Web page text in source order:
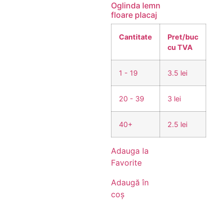
Oglinda lemn
floare placaj
Cantitate
Pret/buc
cu TVA
1 - 19 3.5 lei
20 - 39 3 lei
40+ 2.5 lei
Adauga la
Favorite
Adaugă în
coș